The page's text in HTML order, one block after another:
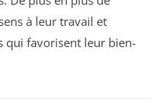
à leur travail et
qui favorisent leur bien-